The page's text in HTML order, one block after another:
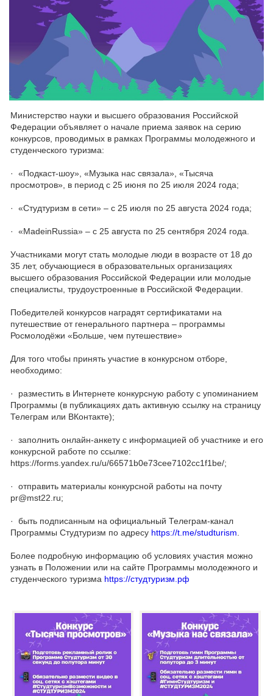
Министерство науки и высшего образования Российской
Федерации объявляет о начале приема заявок на серию
конкурсов, проводимых в рамках Программы молодежного и
студенческого туризма:
· «Подкаст-шоу», «Музыка нас связала», «Тысяча
просмотров», в период с 25 июня по 25 июля 2024 года;
· «Студтуризм в сети» – с 25 июля по 25 августа 2024 года;
· «MadeinRussia» – с 25 августа по 25 сентября 2024 года.
Участниками могут стать молодые люди в возрасте от 18 до
35 лет, обучающиеся в образовательных организациях
высшего образования Российской Федерации или молодые
специалисты, трудоустроенные в Российской Федерации.
Победителей конкурсов наградят сертификатами на
путешествие от генерального партнера – программы
Росмолодёжи «Больше, чем путешествие»
Для того чтобы принять участие в конкурсном отборе,
необходимо:
· разместить в Интернете конкурсную работу с упоминанием
Программы (в публикациях дать активную ссылку на страницу
Телеграм или ВКонтакте);
· заполнить онлайн-анкету с информацией об участнике и его
конкурсной работе по ссылке:
https://forms.yandex.ru/u/66571b0e73cee7102cc1f1be/;
· отправить материалы конкурсной работы на почту
pr@mst22.ru;
· быть подписанным на официальный Телеграм-канал
Программы Студтуризм по адресу https://t.me/studturism
Более подробную информацию об условиях участия можно
узнать в Положении или на сайте Программы молодежного и
студенческого туризма https://студтуризм.рф